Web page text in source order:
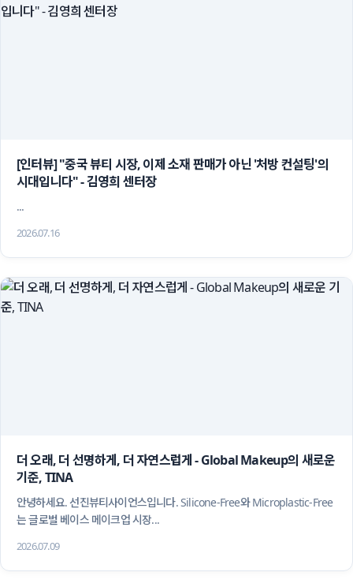
[인터뷰] "중국 뷰티 시장, 이제 소재 판매가 아닌 '처방 컨설팅'의
시대입니다" - 김영희 센터장
...
2026.07.16
더 오래, 더 선명하게, 더 자연스럽게 - Global Makeup의 새로운
기준, TINA
안녕하세요. 선진뷰티사이언스입니다. Silicone-Free와 Microplastic-Free
는 글로벌 베이스 메이크업 시장...
2026.07.09